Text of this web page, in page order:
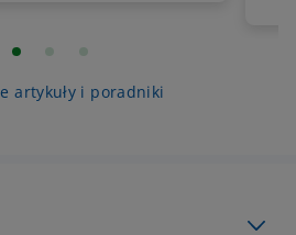
mózgu. Kleszcze nie
często się uważa –
trawach, zaroślach i
łatwo przechodzą na
artykuły i poradniki